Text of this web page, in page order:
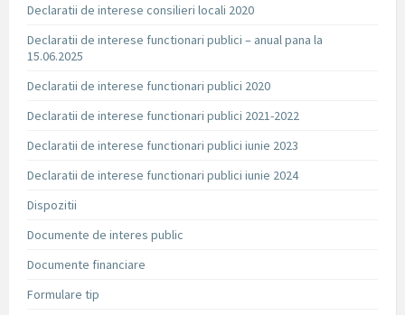
Declaratii de interese consilieri locali 2020
Declaratii de interese functionari publici – anual pana la
15.06.2025
Declaratii de interese functionari publici 2020
Declaratii de interese functionari publici 2021-2022
Declaratii de interese functionari publici iunie 2023
Declaratii de interese functionari publici iunie 2024
Dispozitii
Documente de interes public
Documente financiare
Formulare tip